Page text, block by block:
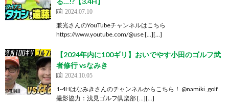
2024.07.10
兼光さんのYouTubeチャンネルはこちら
https://www.youtube.com/@use […][…]
【2024年内に100ギリ】おいでやす小田のゴルフ武
者修行 vsなみき
2024.10.05
1-4Hはなみきさんのチャンネルからこちら！ @namiki_golf
撮影協力：浅見ゴルフ倶楽部 […][…]